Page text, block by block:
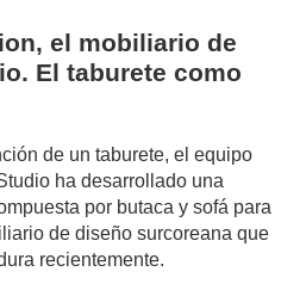
el mobiliario de
El taburete como
de un taburete, el equipo
ha desarrollado una
por butaca y sofá para
de diseño surcoreana que
recientemente.